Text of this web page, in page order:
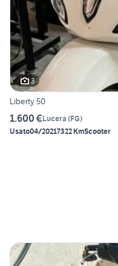
3
Liberty 50
1.600 €Lucera (FG)
Usato04/20217322 KmScooter